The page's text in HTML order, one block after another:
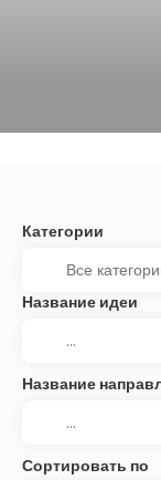
Категории
Название идеи
Название
Сортировать по